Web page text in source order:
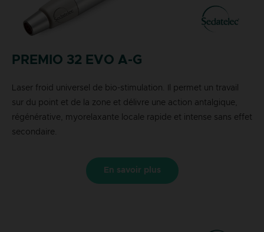
PREMIO 32 EVO A-G
Laser froid universel de bio-stimulation. Il permet un travail
sur du point et de la zone et délivre une action antalgique,
régénérative, myorelaxante locale rapide et intense sans effet
secondaire.
En savoir plus